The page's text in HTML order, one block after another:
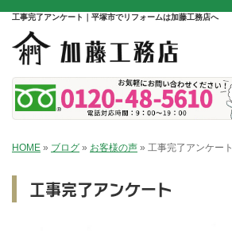
工事完了アンケート｜平塚市でリフォームは加藤工務店へ
HOME » ブログ » お客様の声 » 工事完了アンケート
工事完了アンケート